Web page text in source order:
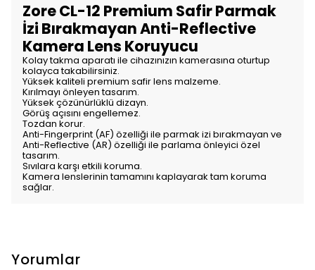
Zore CL-12 Premium Safir Parmak
İzi Bırakmayan Anti-Reflective
Kamera Lens Koruyucu
Kolay takma aparatı ile cihazınızın kamerasına oturtup
kolayca takabilirsiniz.
Yüksek kaliteli premium safir lens malzeme.
Kırılmayı önleyen tasarım.
Yüksek çözünürlüklü dizayn.
Görüş açısını engellemez.
Tozdan korur.
Anti-Fingerprint (AF) özelliği ile parmak izi bırakmayan ve
Anti-Reflective (AR) özelliği ile parlama önleyici özel
tasarım.
Sıvılara karşı etkili koruma.
Kamera lenslerinin tamamını kaplayarak tam koruma
sağlar.
Yorumlar